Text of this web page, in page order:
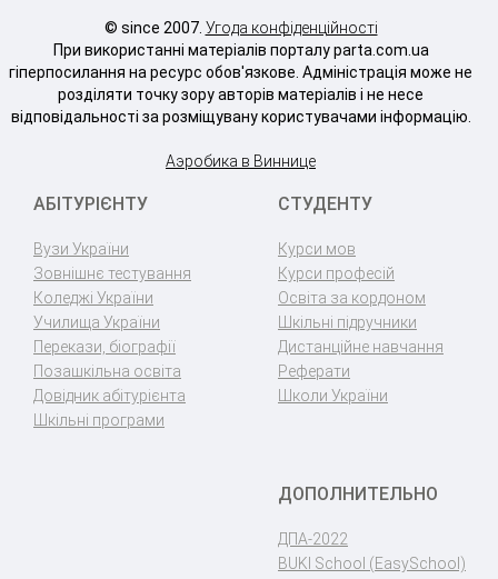
© since 2007. Угода конфіденційності
При використанні матеріалів порталу parta.com.ua
гіперпосилання на ресурс обов'язкове. Адміністрація може не
розділяти точку зору авторів матеріалів і не несе
відповідальності за розміщувану користувачами інформацію.
Аэробика в Виннице
АБІТУРІЄНТУ
Вузи України
Зовнішнє тестування
Коледжі України
Училища України
Перекази, біографії
Позашкільна освіта
Довідник абітурієнта
Шкільні програми
СТУДЕНТУ
Курси мов
Курси професій
Освіта за кордоном
Шкільні підручники
Дистанційне навчання
Реферати
Школи України
ДОПОЛНИТЕЛЬНО
ДПА-2022
BUKI School (EasySchool)